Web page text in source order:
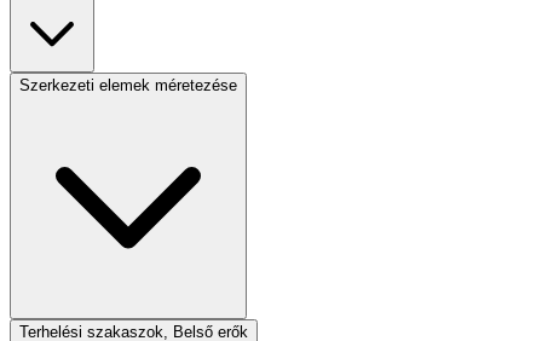
Szerkezeti elemek méretezése
Terhelési szakaszok, Belső erők